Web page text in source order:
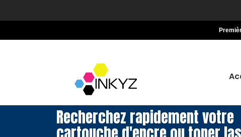
Recherchez rapidement votre